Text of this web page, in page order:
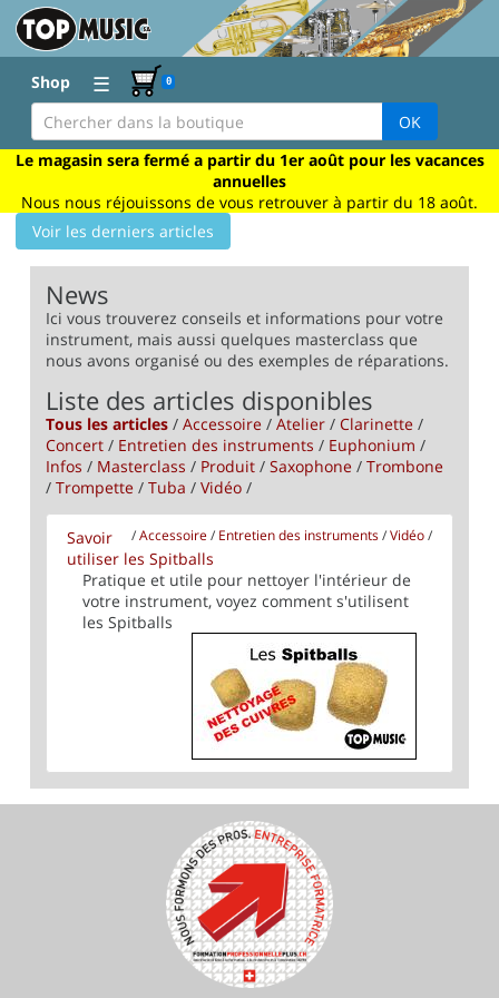
Shop ☰ 0
OK
Le magasin sera fermé a partir du 1er août pour les vacances
annuelles
Nous nous réjouissons de vous retrouver à partir du 18 août.
Voir les derniers articles
News
Ici vous trouverez conseils et informations pour votre
instrument, mais aussi quelques masterclass que
nous avons organisé ou des exemples de réparations.
Liste des articles disponibles
Tous les articles /Accessoire /Atelier /Clarinette /
Concert / Entretien des instruments / Euphonium /
Infos / Masterclass / Produit /Saxophone /Trombone
/Trompette /Tuba /Vidéo /
/ Accessoire/ Entretien des instruments/ Vidéo/
Savoir
utiliser les Spitballs
Pratique et utile pour nettoyer l'intérieur de
votre instrument, voyez comment s'utilisent
les Spitballs